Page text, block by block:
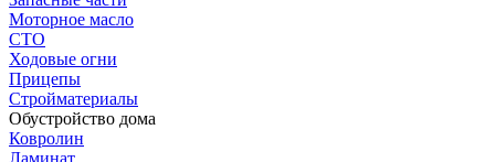
Моторное масло
СТО
Ходовые огни
Прицепы
Стройматериалы
Обустройство дома
Ковролин
Ламинат